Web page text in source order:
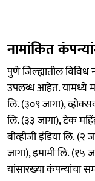
नामांकित
पुणे जिल्ह्यातील विविध
उपलब्ध आहेत. यामध्ये
लि. (३०९ जागा),
लि. (३३ जागा), टेक
बीव्हीजी इंडिया लि.
जागा), इमामी लि.
यांसारख्या कंपन्यांचा